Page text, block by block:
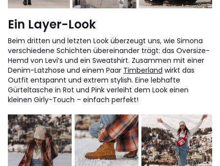
Ein Layer-Look
Beim dritten und letzten Look überzeugt uns, wie Simona
verschiedene Schichten übereinander trägt: das Oversize-
Hemd von Levi’s und ein Sweatshirt. Zusammen mit einer
Denim-Latzhose und einem Paar Timberland wirkt das
Outfit entspannt und extrem stylish. Eine lebhafte
Gürteltasche in Rot und Pink verleiht dem Look einen
kleinen Girly-Touch – einfach perfekt!